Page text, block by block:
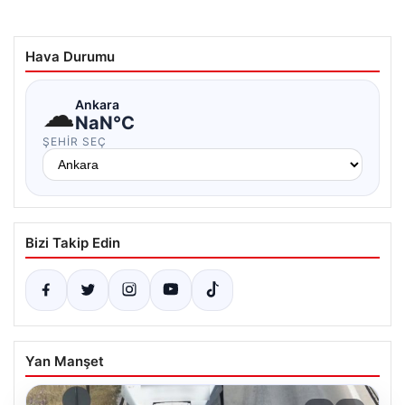
Hava Durumu
☁Ankara
NaN°C
ŞEHIR SEÇ
Bizi Takip Edin
Yan Manşet